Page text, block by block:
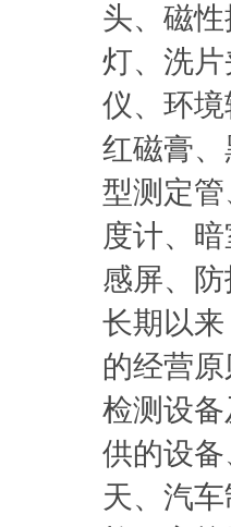
头、磁
灯、洗
仪、环
红磁膏
型测定
度计、
感屏、
长期以
的经营
检测设
供的设
天、汽